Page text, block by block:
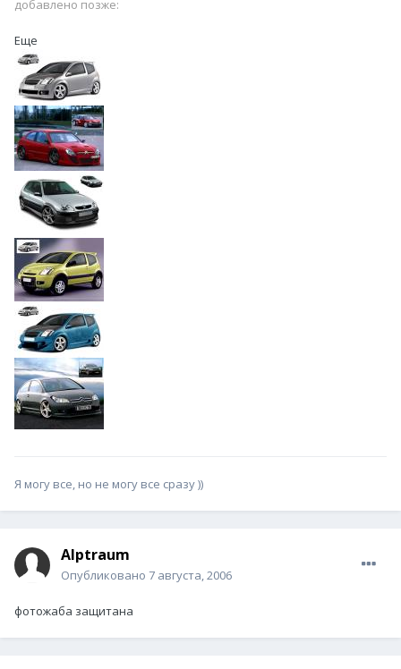
добавлено позже:
Еще
Я могу все, но не могу все сразу ))
Alptraum
Опубликовано 7 августа, 2006
фотожаба защитана